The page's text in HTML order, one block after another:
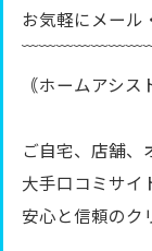
お気軽にメール
｟ホームアシス
ご自宅、店舗、
大手口コミサイ
安心と信頼のク